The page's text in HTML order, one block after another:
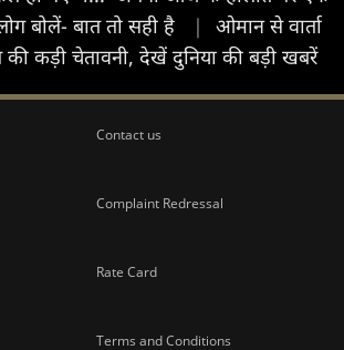
बोलें- बात तो सही है
|
ओमान से वार्ता
की कड़ी चेतावनी, देखें दुनिया की बड़ी खबरें
Contact us
Complaint Redressal
Rate Card
Terms and Conditions